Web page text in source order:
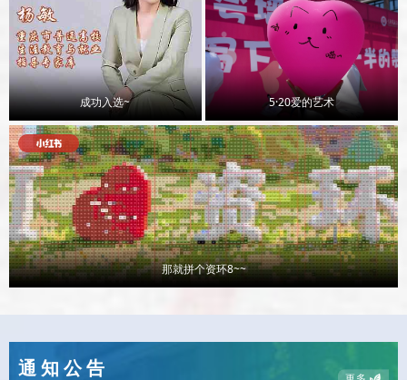
成功入选~ 5·20爱的艺术
那就拼个资环8~~
通知公告